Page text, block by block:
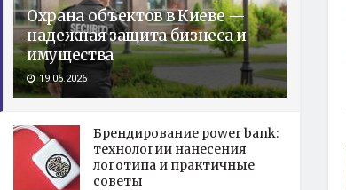
Охрана объектов в Киеве —
надежная защита бизнеса и
имущества
19.05.2026
Брендирование power bank:
технологии нанесения
логотипа и практичные
советы